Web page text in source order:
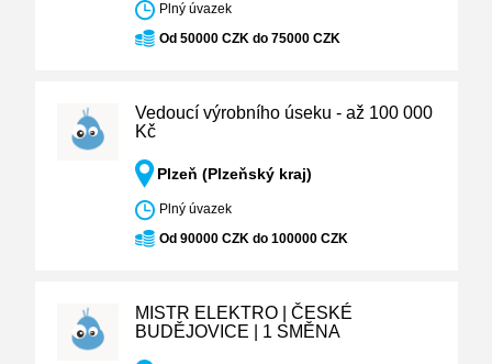
Plný úvazek
Od 50000 CZK do 75000 CZK
Vedoucí výrobního úseku - až 100 000
Kč
Plzeň (Plzeňský kraj)
Plný úvazek
Od 90000 CZK do 100000 CZK
MISTR ELEKTRO | ČESKÉ
BUDĚJOVICE | 1 SMĚNA